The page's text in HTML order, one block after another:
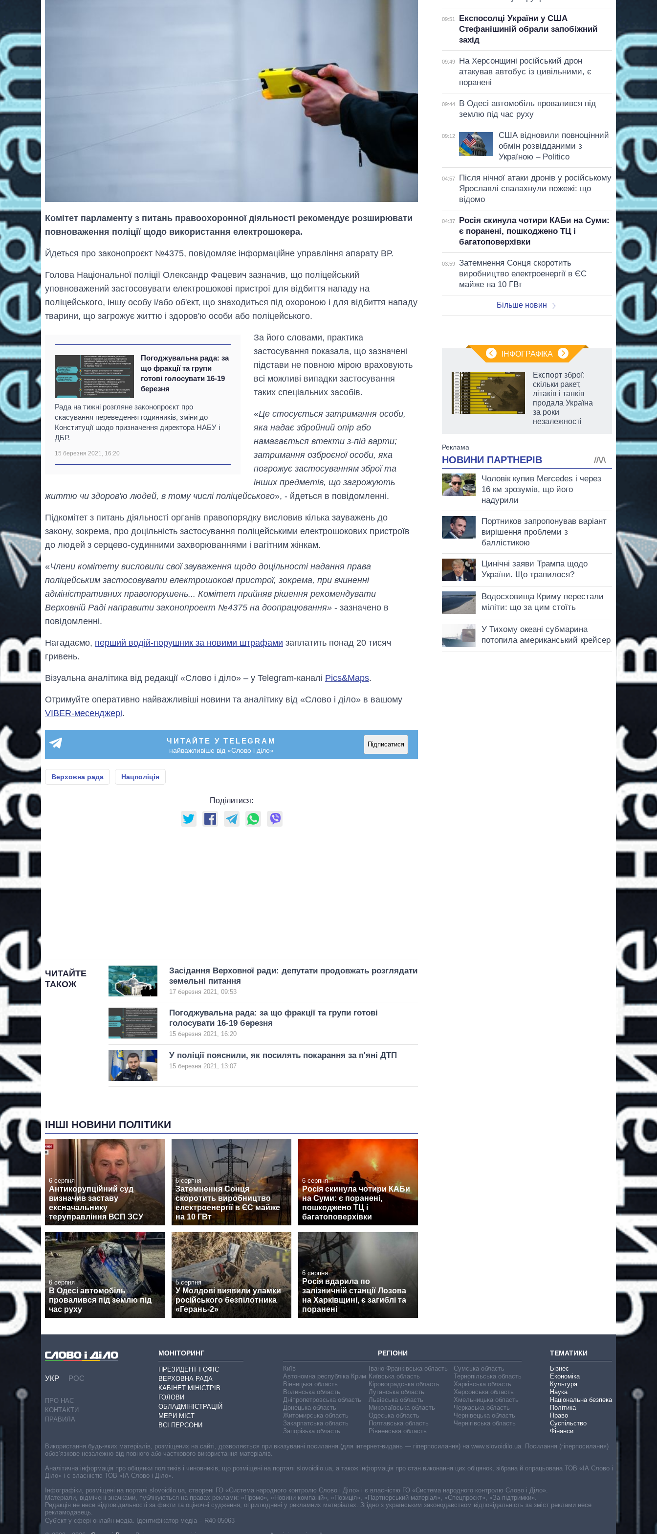
Комітет парламенту з питань правоохоронної діяльності рекомендує розширювати
повноваження поліції щодо використання електрошокера.
Йдеться про законопроєкт №4375, повідомляє інформаційне управління апарату ВР.
Голова Національної поліції Олександр Фацевич зазначив, що поліцейський
уповноважений застосовувати електрошокові пристрої для відбиття нападу на
поліцейського, іншу особу і/або об'єкт, що знаходиться під охороною і для відбиття нападу
тварини, що загрожує життю і здоров'ю особи або поліцейського.
Погоджувальна рада: за
що фракції та групи
готові голосувати 16-19
березня
Рада на тижні розгляне законопроєкт про
скасування переведення годинників, зміни до
Конституції щодо призначення директора НАБУ і
ДБР.
15 березня 2021, 16:20
За його словами, практика
застосування показала, що зазначені
підстави не повною мірою враховують
всі можливі випадки застосування
таких спеціальних засобів.
«Це стосується затримання особи,
яка надає збройний опір або
намагається втекти з-під варти;
затримання озброєної особи, яка
погрожує застосуванням зброї та
інших предметів, що загрожують
життю чи здоров'ю людей, в тому числі поліцейського», - йдеться в повідомленні.
Підкомітет з питань діяльності органів правопорядку висловив кілька зауважень до
закону, зокрема, про доцільність застосування поліцейськими електрошокових пристроїв
до людей з серцево-судинними захворюваннями і вагітним жінкам.
«Члени комітету висловили свої зауваження щодо доцільності надання права
поліцейським застосовувати електрошокові пристрої, зокрема, при вчиненні
адміністративних правопорушень... Комітет прийняв рішення рекомендувати
Верховній Раді направити законопроект №4375 на доопрацювання» - зазначено в
повідомленні.
Нагадаємо, перший водій-порушник за новими штрафами заплатить понад 20 тисяч
гривень.
Візуальна аналітика від редакції «Слово і діло» – у Telegram-каналі Pics&Maps.
Отримуйте оперативно найважливіші новини та аналітику від «Слово і діло» в вашому
VIBER-месенджері.
ЧИТАЙТЕ У TELEGRAM
найважливіше від «Слово і діло»
Підписатися
Верховна рада Нацполіція
Поділитися:
ЧИТАЙТЕ
ТАКОЖ
Засідання Верховної ради: депутати продовжать розглядати
земельні питання
17 березня 2021, 09:53
Погоджувальна рада: за що фракції та групи готові
голосувати 16-19 березня
15 березня 2021, 16:20
У поліції пояснили, як посилять покарання за п'яні ДТП
15 березня 2021, 13:07
ІНШІ НОВИНИ ПОЛІТИКИ
6 серпня
Антикорупційний суд
визначив заставу
ексначальнику
теруправління ВСП ЗСУ
6 серпня
Затемнення Сонця
скоротить виробництво
електроенергії в ЄС майже
на 10 ГВт
6 серпня
Росія скинула чотири КАБи
на Суми: є поранені,
пошкоджено ТЦ і
багатоповерхівки
6 серпня
В Одесі автомобіль
провалився під землю під
час руху
5 серпня
У Молдові виявили уламки
російського безпілотника
«Герань-2»
6 серпня
Росія вдарила по
залізничній станції Лозова
на Харківщині, є загиблі та
поранені
09:51
Експосолці України у США
Стефанішиній обрали запобіжний
захід
09:49
На Херсонщині російський дрон
атакував автобус із цивільними, є
поранені
09:44
В Одесі автомобіль провалився під
землю під час руху
09:12
США відновили повноцінний
обмін розвідданими з
Україною – Politico
04:57
Після нічної атаки дронів у російському
Ярославлі спалахнули пожежі: що
відомо
04:37
Росія скинула чотири КАБи на Суми:
є поранені, пошкоджено ТЦ і
багатоповерхівки
03:59
Затемнення Сонця скоротить
виробництво електроенергії в ЄС
майже на 10 ГВт
Більше новин
ІНФОГРАФІКА
Як зросли тарифи
на холодну воду у
Експорт зброї:
скільки ракет,
літаків і танків
продала Україна
за роки
незалежності
УКР РОС
ПРО НАС
КОНТАКТИ
ПРАВИЛА
МОНІТОРИНГ
ПРЕЗИДЕНТ І ОФІС
ВЕРХОВНА РАДА
КАБІНЕТ МІНІСТРІВ
ГОЛОВИ
ОБЛАДМІНІСТРАЦІЙ
МЕРИ МІСТ
ВСІ ПЕРСОНИ
РЕГІОНИ
Київ
Автономна республіка Крим
Вінницька область
Волинська область
Дніпропетровська область
Донецька область
Житомирська область
Закарпатська область
Запорізька область
Івано-Франківська область
Київська область
Кіровоградська область
Луганська область
Львівська область
Миколаївська область
Одеська область
Полтавська область
Рівненська область
Сумська область
Тернопільська область
Харківська область
Херсонська область
Хмельницька область
Черкаська область
Чернівецька область
Чернігівська область
ТЕМАТИКИ
Бізнес
Економіка
Культура
Наука
Національна безпека
Політика
Право
Суспільство
Фінанси
Cуб'єкт у сфері онлайн-медіа. Ідентифікатор медіа – R40-05063
Використання будь-яких матеріалів, розміщених на сайті, дозволяється при вказуванні посилання (для інтернет-видань — гіперпосилання) на www.slovoidilo.ua. Посилання (гіперпосилання)
обов’язкове незалежно від повного або часткового використання матеріалів.
Аналітична інформація про обіцянки політиків і чиновників, що розміщені на порталі slovoidilo.ua, а також інформація про стан виконання цих обіцянок, зібрана й опрацьована ТОВ «ІА Слово і
Діло» і є власністю ТОВ «ІА Слово і Діло».
Інфографіки, розміщені на порталі slovoidilo.ua, створені ГО «Система народного контролю Слово і Діло» і є власністю ГО «Система народного контролю Слово і Діло».
Матеріали, відмічені значками, публікуються на правах реклами: «Промо», «Новини компаній», «Позиція», «Партнерський матеріал», «Спецпроєкт», «За підтримки».
Редакція не несе відповідальності за факти та оціночні судження, оприлюднені у рекламних матеріалах. Згідно з українським законодавством відповідальність за зміст реклами несе
рекламодавець.